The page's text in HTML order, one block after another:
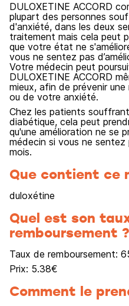
DULOXETINE ACCORD
plupart des personnes
d'anxiété, dans les deux
traitement mais cela peut
que votre état ne
vous ne sentez pas
Votre médecin peut
DULOXETINE ACCORD
mieux, afin de prévenir
ou de votre anxiété.
Chez les patients
diabétique, cela peut
qu'une amélioration ne se
médecin si vous ne
mois.
Que contient ce
duloxétine
Quel est son
remboursement ?
Taux de remboursement:
Prix: 5.38€
Comment le